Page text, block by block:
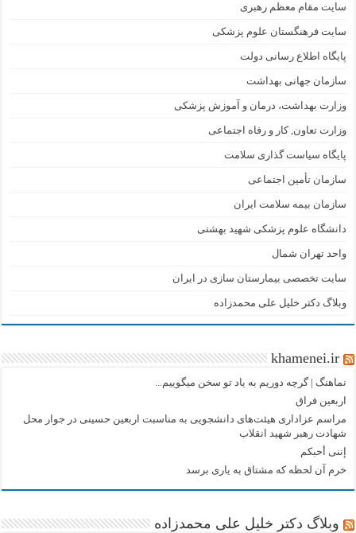
سایت مقام معظم رهبری
سایت فرهنگستان علوم پزشکی
پایگاه اطلاع رسانی دولت
سازمان جهانی بهداشت
وزارت بهداشت، درمان و آموزش پزشکی
وزارت تعاون, کار و رفاه اجتماعی
پایگاه سیاست گذاری سلامت
سازمان تأمین اجتماعی
سازمان بیمه سلامت ایران
دانشگاه علوم پزشکی شهید بهشتی
واحد تهران شمال
سایت تخصصی بیمارستان سازی در ایران
وبلاگ دکتر خلیل علی محمدزاده
khamenei.ir
نماهنگ |‌ گرچه دوریم به یاد تو سخن میگوییم...
اربعین فراق
مراسم عزاداری هیئت‌های دانشجویی به مناسبت اربعین حسینی در جوار محل
شهادت رهبر شهید انقلاب
إننی أحبکم
خرم آن لحظه که مشتاق به یاری برسد
وبلاگ دکتر خلیل علی محمدزاده